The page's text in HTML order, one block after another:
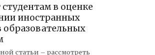
в оценке
иностранных
образовательных
статьи – рассмотреть